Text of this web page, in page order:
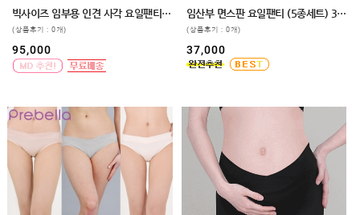
빅사이즈 임부용 인견 사각 요일팬티 5매입 110,120
(상품후기 : 0개)
95,000
임산부 면스판 요일팬티 (5종세트) 3size
(상품후기 : 0개)
37,000